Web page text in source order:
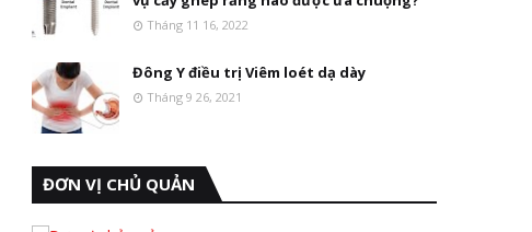
Tháng 11 16, 2022
Đông Y điều trị Viêm loét dạ dày
Tháng 9 26, 2021
ĐƠN VỊ CHỦ QUẢN